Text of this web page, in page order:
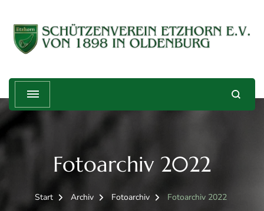
Schützenverein Etzhorn e.V. von
1898
Treffender geht's nicht!
Fotoarchiv 2022
Start Archiv Fotoarchiv Fotoarchiv 2022